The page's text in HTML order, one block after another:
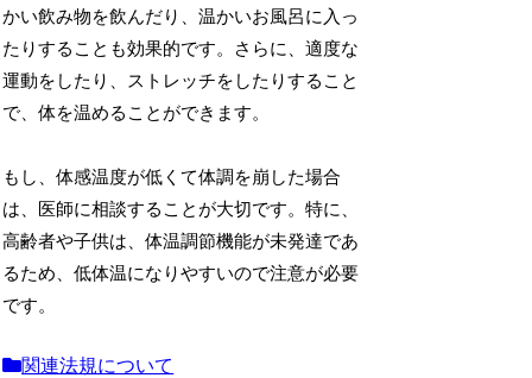
かい飲み物を飲んだり、温かいお風呂に入っ
たりすることも効果的です。さらに、適度な
運動をしたり、ストレッチをしたりすること
で、体を温めることができます。
もし、体感温度が低くて体調を崩した場合
は、医師に相談することが大切です。特に、
高齢者や子供は、体温調節機能が未発達であ
るため、低体温になりやすいので注意が必要
です。
関連法規について